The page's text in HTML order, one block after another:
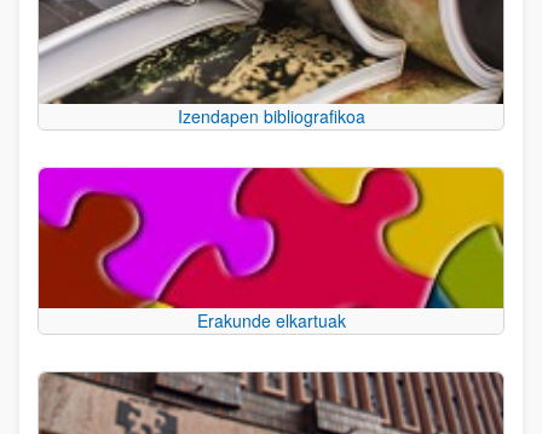
Izendapen bibliografikoa
Erakunde elkartuak